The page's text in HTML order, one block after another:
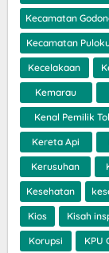
Kecamatan
Kecamatan
Kecelakaan
Kemarau
Kenal Pemilik
Kereta Api
Kerusuhan
Kesehatan
Kios Kisah
Korupsi KPU